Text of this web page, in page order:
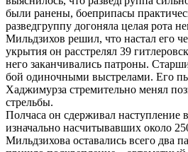
были ранены, боеприпасы
разведгруппу догоняла целая рота
Мильдзихов решил, что настал его
укрытия он расстрелял 39
него заканчивались патроны.
бой одиночными выстрелами. Его
Хаджимурза стремительно менял
стрельбы.
Полчаса он сдерживал наступление
изначально насчитывавших около
Мильдзихова оставались всего два